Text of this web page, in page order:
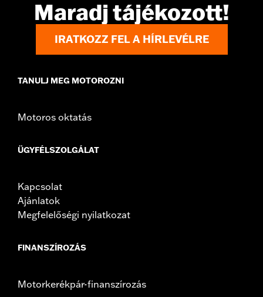
Maradj tájékozott!
IRATKOZZ FEL A HÍRLEVÉLRE
TANULJ MEG MOTOROZNI
Motoros oktatás
ÜGYFÉLSZOLGÁLAT
Kapcsolat
Ajánlatok
Megfelelőségi nyilatkozat
FINANSZÍROZÁS
Motorkerékpár-finanszírozás